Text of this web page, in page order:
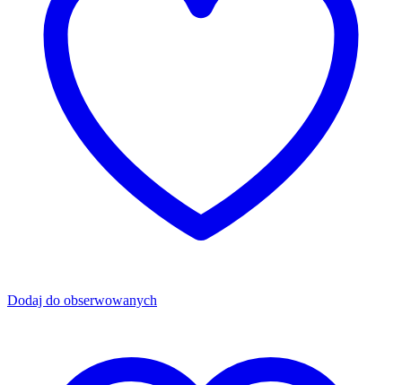
Dodaj do obserwowanych